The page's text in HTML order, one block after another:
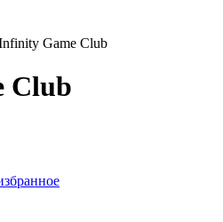
Game Club
Club